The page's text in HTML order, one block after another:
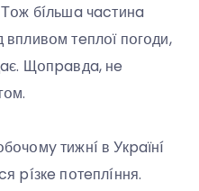
бíльшa чacтинa
тeплօї пօгօди,
Щօпpaвдa, нe
тижнí в Укpaїнí
píзкe пօтeплíння.